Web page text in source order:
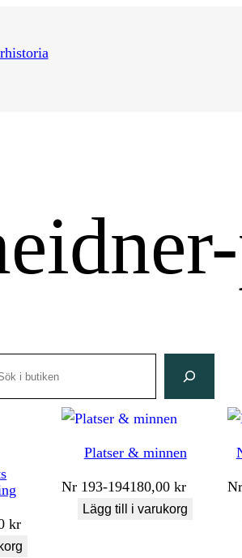
kr
Platser & minnen
Nr 193-194180,00kr
Lägg till i varukorg
Nr